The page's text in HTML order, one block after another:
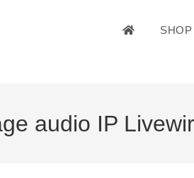
SHOP
audio IP